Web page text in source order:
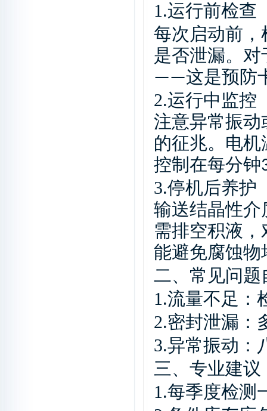
1.运行前检查
每次启动前，
是否泄漏。
——这是预防
2.运行中监控
注意异常振动
的征兆。电
控制在每分钟
3.停机后养护
输送结晶性介
需排空积液
能避免腐蚀物
二、 常见问题
1.流量不足：
2.密封泄漏：
3.异常振动：
三、 专业建议
1.每季度检测